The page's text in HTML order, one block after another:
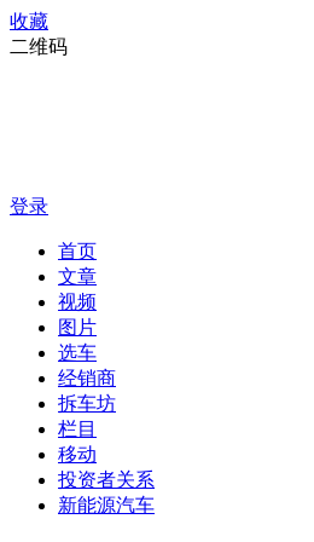
收藏
二维码
登录
首页
文章
视频
图片
选车
经销商
拆车坊
栏目
移动
投资者关系
新能源汽车